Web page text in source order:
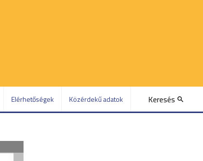
Elérhetőségek Közérdekű adatok Keresés